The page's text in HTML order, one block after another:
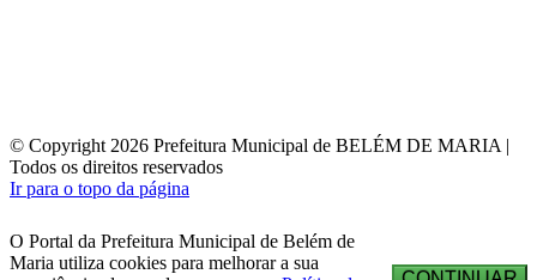
© Copyright 2026 Prefeitura Municipal de BELÉM DE MARIA |
Todos os direitos reservados
Ir para o topo da página
O Portal da Prefeitura Municipal de Belém de
Maria utiliza cookies para melhorar a sua